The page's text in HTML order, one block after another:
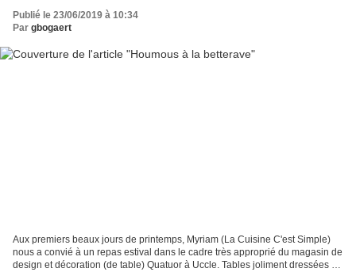
Publié le 23/06/2019 à 10:34
Par gbogaert
Aux premiers beaux jours de printemps, Myriam (La Cuisine C'est Simple)
nous a convié à un repas estival dans le cadre très approprié du magasin de
design et décoration (de table) Quatuor à Uccle. Tables joliment dressées au